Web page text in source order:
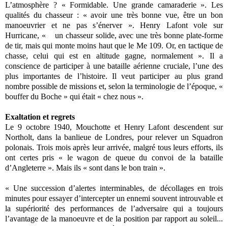
L’atmosphère ? « Formidable. Une grande camaraderie ». Les
qualités du chasseur : « avoir une très bonne vue, être un bon
manoeuvrier et ne pas s’énerver ». Henry Lafont vole sur
Hurricane, « un chasseur solide, avec une très bonne plate-forme
de tir, mais qui monte moins haut que le Me 109. Or, en tactique de
chasse, celui qui est en altitude gagne, normalement ». Il a
conscience de participer à une bataille aérienne cruciale, l’une des
plus importantes de l’histoire. Il veut participer au plus grand
nombre possible de missions et, selon la terminologie de l’époque, «
bouffer du Boche » qui était « chez nous ».
Exaltation et regrets
Le 9 octobre 1940, Mouchotte et Henry Lafont descendent sur
Northolt, dans la banlieue de Londres, pour relever un Squadron
polonais. Trois mois après leur arrivée, malgré tous leurs efforts, ils
ont certes pris « le wagon de queue du convoi de la bataille
d’Angleterre ». Mais ils « sont dans le bon train ».
« Une succession d’alertes interminables, de décollages en trois
minutes pour essayer d’intercepter un ennemi souvent introuvable et
la supériorité des performances de l’adversaire qui a toujours
l’avantage de la manoeuvre et de la position par rapport au soleil...